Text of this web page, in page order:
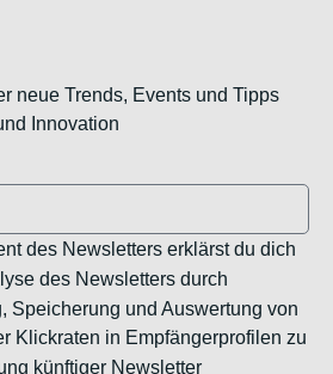
neue Trends, Events und Tipps
Innovation
des Newsletters erklärst du dich
des Newsletters durch
Speicherung und Auswertung von
Klickraten in Empfängerprofilen zu
künftiger Newsletter